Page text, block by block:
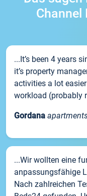
Channel
...It’s been 4 years
it’s property
activities a lot
workload (probably
Gordana
...Wir wollten eine
anpassungsfähige
Nach zahlreichen